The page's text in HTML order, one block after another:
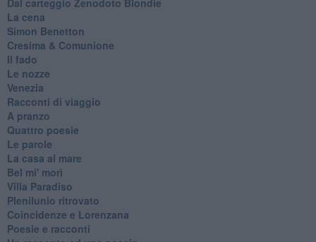
La cena
Simon Benetton
Cresima & Comunione
Il fado
Le nozze
Venezia
Racconti di viaggio
A pranzo
Quattro poesie
Le parole
La casa al mare
Bel mi' morì
Villa Paradiso
Plenilunio ritrovato
Coincidenze e Lorenzana
Poesie e racconti